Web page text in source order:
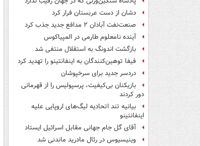
دشان از دست عربستان فرار کرد
صنعت‌نفت آبادان ۲ مدافع جدید جذب کرد
آینده نامعلوم طارمی در المپیاکوس
بازگشت اندونگ به استقلال منتفی شد
فیفا توهین‌کنندگان به اینفانتینو را تهدید کرد
دردسر جدید برای سرخپوشان
بازیکنان بی‌کیفیت، پرسپولیس را از قهرمانی
دور کردند
بیانیه تند اتحادیه لیگ‌های اروپایی علیه
اینفانتینو
آقای گل جام جهانی مقابل اسرائیل ایستاد
وینیسیوس در رئال مادرید ماندنی شد